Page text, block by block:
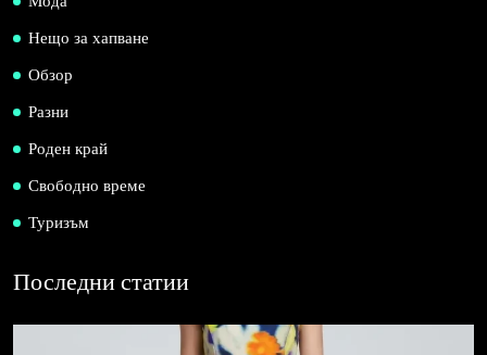
Нещо за хапване
Обзор
Разни
Роден край
Свободно време
Туризъм
Последни статии